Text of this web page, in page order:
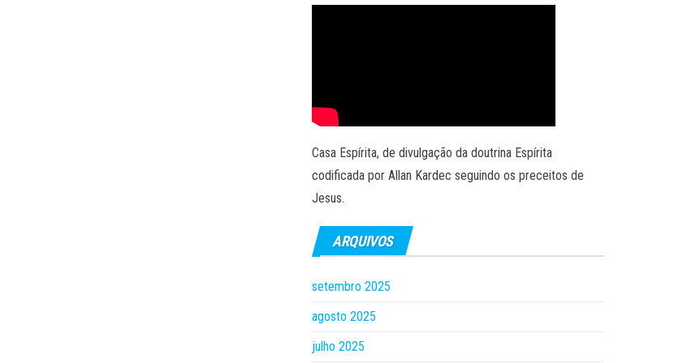
Casa Espírita, de divulgação da doutrina Espírita
codificada por Allan Kardec seguindo os preceitos de
Jesus.
ARQUIVOS
setembro 2025
agosto 2025
julho 2025